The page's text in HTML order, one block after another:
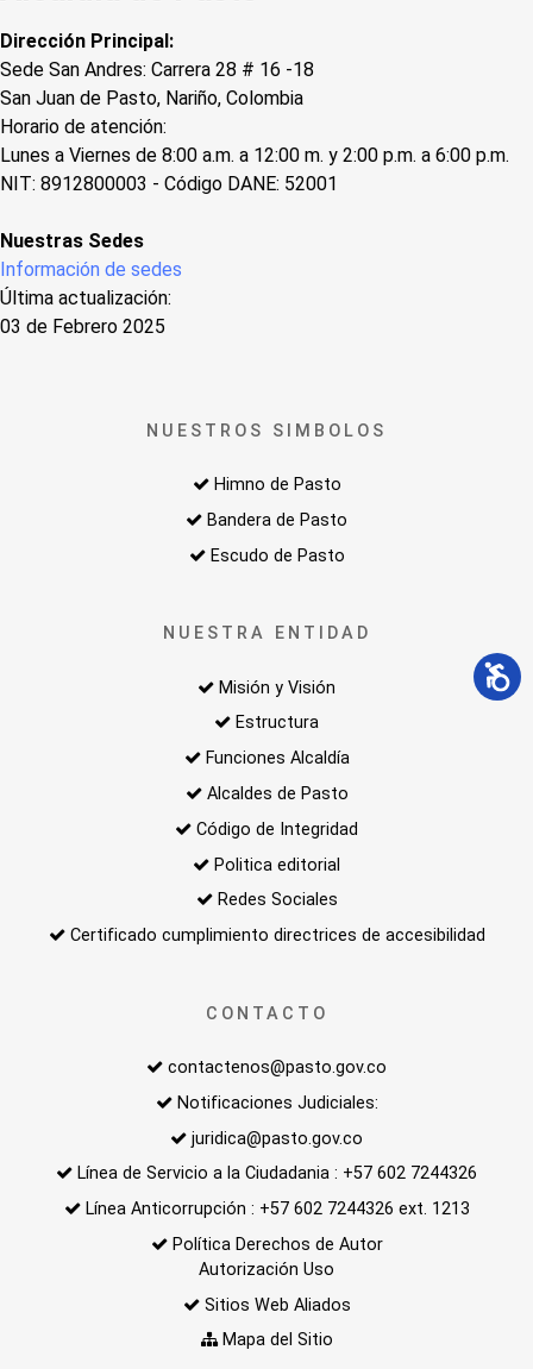
Dirección Principal:
Sede San Andres: Carrera 28 # 16 -18
San Juan de Pasto, Nariño, Colombia
Horario de atención:
Lunes a Viernes de 8:00 a.m. a 12:00 m. y 2:00 p.m. a 6:00 p.m.
NIT: 8912800003 - Código DANE: 52001
Nuestras Sedes
Información de sedes
Última actualización:
03 de Febrero 2025
NUESTROS SIMBOLOS
Himno de Pasto
Bandera de Pasto
Escudo de Pasto
NUESTRA ENTIDAD
Misión y Visión
Estructura
Funciones Alcaldía
Alcaldes de Pasto
Código de Integridad
Politica editorial
Redes Sociales
Certificado cumplimiento directrices de accesibilidad
CONTACTO
contactenos@pasto.gov.co
Notificaciones Judiciales:
juridica@pasto.gov.co
Línea de Servicio a la Ciudadania : +57 602 7244326
Línea Anticorrupción : +57 602 7244326 ext. 1213
Política Derechos de Autor
Autorización Uso
Sitios Web Aliados
Mapa del Sitio